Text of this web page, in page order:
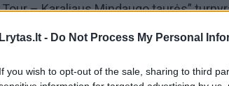
Lrytas.lt - Do Not Process My Personal
If you wish to opt-out of the sale, sharing to third
Tour – Karaliaus Mindaugo taurės”
virė aršios kovos, tačiau netrūko ir
„Orakulas” pristato gražiausius